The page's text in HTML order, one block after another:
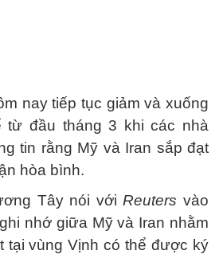
nay tiếp tục giảm và xuống
từ đầu tháng 3 khi các nhà
tin rằng Mỹ và Iran sắp đạt
hòa bình.
Tây nói vớiReuters vào
nhớ giữa Mỹ và Iran nhằm
tại vùng Vịnh có thể được ký